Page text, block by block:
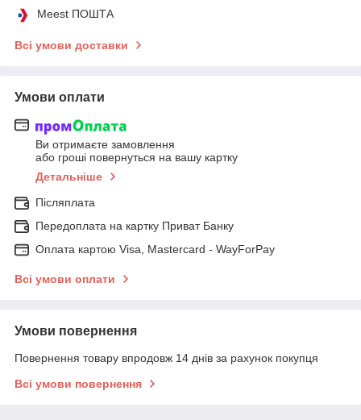
Meest ПОШТА
Всі умови доставки
Умови оплати
Ви отримаєте замовлення
або гроші повернуться на вашу картку
Детальніше
Післяплата
Передоплата на картку Приват Банку
Оплата картою Visa, Mastercard - WayForPay
Всі умови оплати
Умови повернення
Повернення товару впродовж 14 днів за рахунок покупця
Всі умови повернення